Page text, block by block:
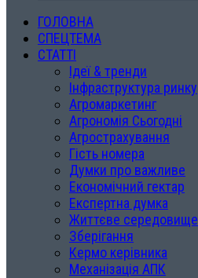
ГОЛОВНА
СПЕЦТЕМА
СТАТТІ
Ідеї & тренди
Інфраструктура ринку
Агромаркетинг
Агрономія Сьогодні
Агрострахування
Гість номера
Думки про важливе
Економічний гектар
Експертна думка
Життєве середовище
Зберігання
Кермо керівника
Механізація АПК